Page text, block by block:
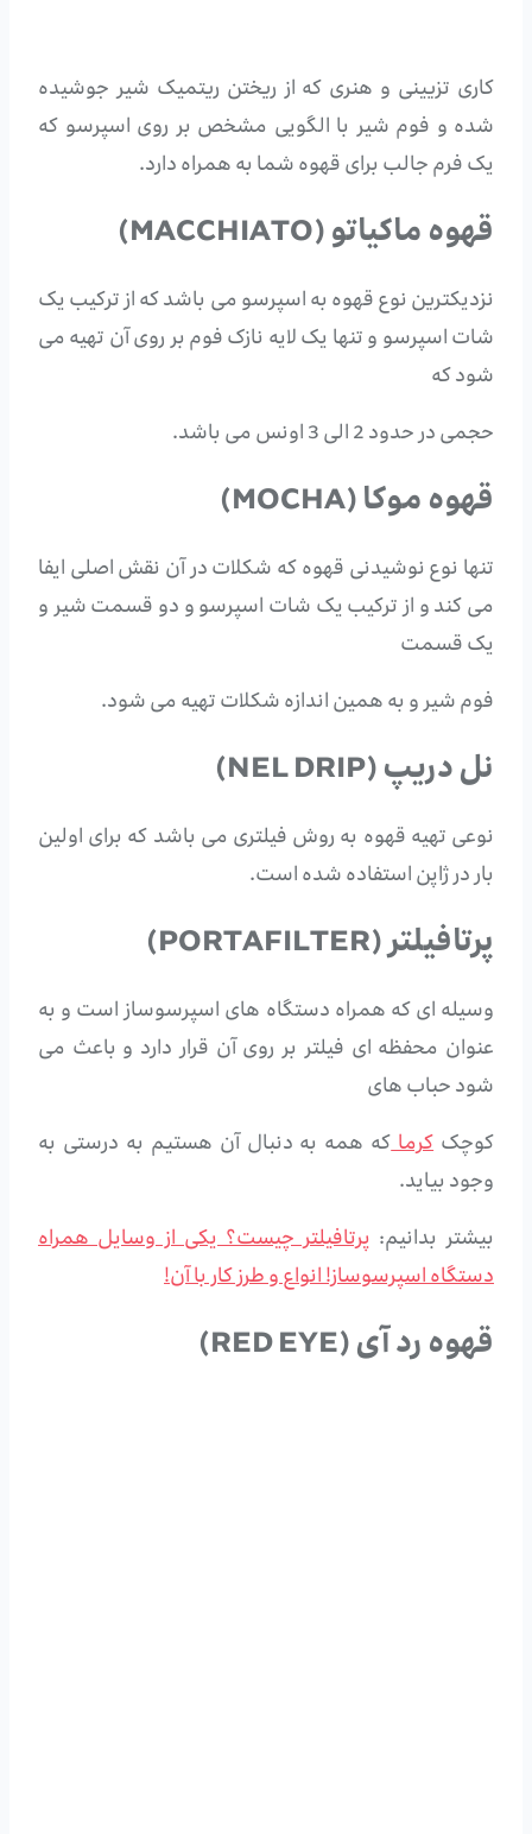
کاری تزیینی و هنری که از ریختن ریتمیک شیر جوشیده
شده و فوم شیر با الگویی مشخص بر روی اسپرسو که
یک فرم جالب برای قهوه شما به همراه دارد.
قهوه ماکیاتو (MACCHIATO)
نزدیکترین نوع قهوه به اسپرسو می باشد که از ترکیب یک
شات اسپرسو و تنها یک لایه نازک فوم بر روی آن تهیه می
شود که
حجمی در حدود 2 الی 3 اونس می باشد.
قهوه موکا (MOCHA)
تنها نوع نوشیدنی قهوه که شکلات در آن نقش اصلی ایفا
می کند و از ترکیب یک شات اسپرسو و دو قسمت شیر و
یک قسمت
فوم شیر و به همین اندازه شکلات تهیه می شود.
نل دریپ (NEL DRIP)
نوعی تهیه قهوه به روش فیلتری می باشد که برای اولین
بار در ژاپن استفاده شده است.
پرتافیلتر (PORTAFILTER)
وسیله ای که همراه دستگاه های اسپرسوساز است و به
عنوان محفظه ای فیلتر بر روی آن قرار دارد و باعث می
شود حباب های
کوچک کرماکه همه به دنبال آن هستیم به درستی به
وجود بیاید.
بیشتر بدانیم: پرتافیلتر چیست؟ یکی از وسایل همراه
دستگاه اسپرسوساز! انواع و طرز کار با آن!
قهوه رد آی (RED EYE)